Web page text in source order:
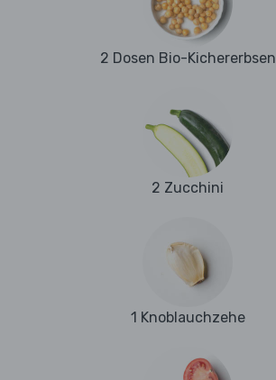
2 Dosen Bio-Kichererbsen
2 Zucchini
1 Knoblauchzehe